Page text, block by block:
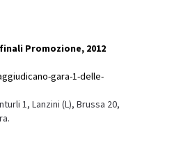
Promozione, 2012
gara-1-delle-
1, Lanzini (L), Brussa 20,